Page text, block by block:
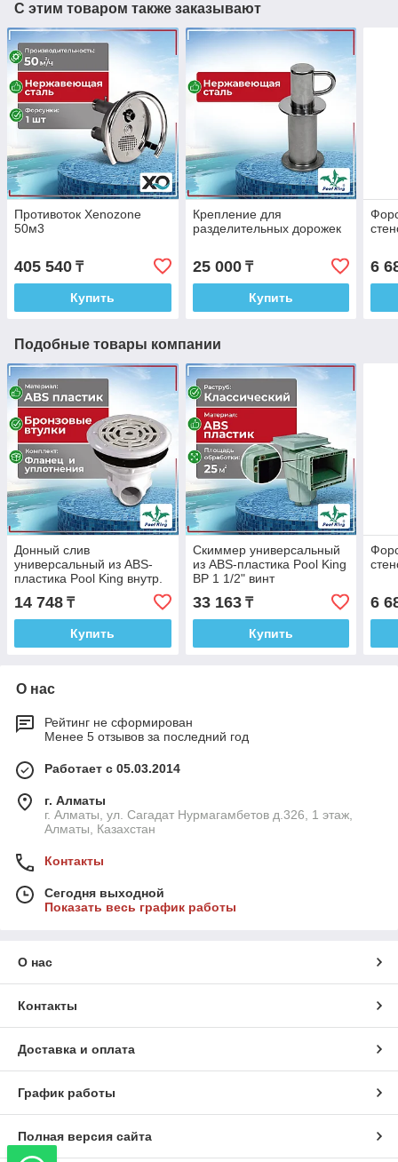
С этим товаром также заказывают
Противоток Xenozone
50м3
405 540 ₸
Купить
Крепление для
разделительных дорожек
25 000₸
Купить
6
Подобные товары компании
Донный слив
универсальный из ABS-
пластика Pool King внутр.
14 748 ₸
Купить
Cкиммер универсальный
из ABS-пластика Pool King
ВР 1 1/2" винт
33 163₸
Купить
6
О нас
Рейтинг не сформирован
Менее 5 отзывов за последний год
Работает с 05.03.2014
г. Алматы
г. Алматы, ул. Сагадат Нурмагамбетов д.326, 1 этаж,
Алматы, Казахстан
Контакты
Сегодня выходной
Показать весь график работы
О нас
Контакты
Доставка и оплата
График работы
Полная версия сайта